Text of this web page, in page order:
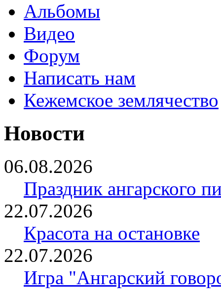
Альбомы
Видео
Форум
Написать нам
Кежемское землячество
Новости
06.08.2026
Праздник ангарского
22.07.2026
Красота на остановке
22.07.2026
Игра "Ангарский